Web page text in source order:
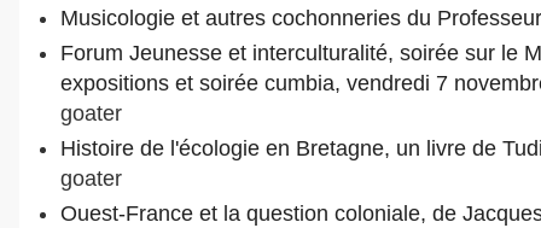
Musicologie et autres cochonneries du
Forum Jeunesse et interculturalité, soirée sur le
expositions et soirée cumbia, vendredi 7
goater
Histoire de l'écologie en Bretagne, un livre de
goater
Ouest-France et la question coloniale, de